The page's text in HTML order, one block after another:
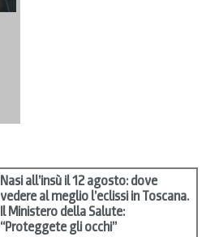
Nasi all’insù il 12 agosto: dove
vedere al meglio l’eclissi in Toscana.
Il Ministero della Salute:
“Proteggete gli occhi”